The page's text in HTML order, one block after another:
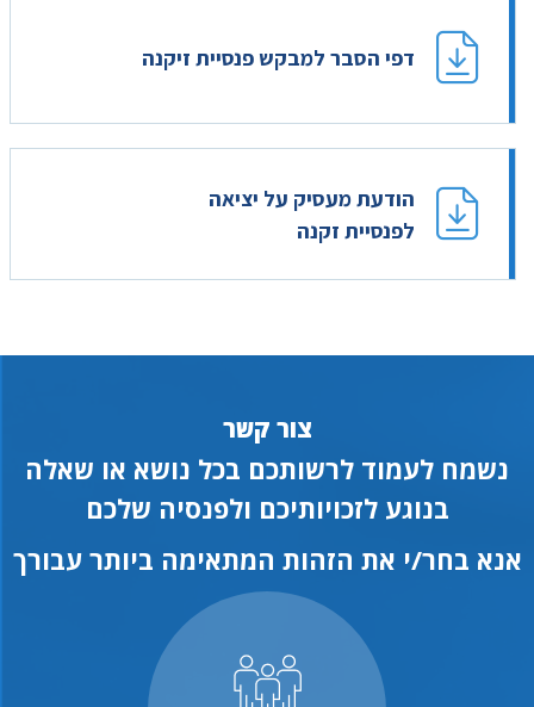
דפי הסבר למבקש פנסיית זיקנה
הודעת מעסיק על יציאה
לפנסיית זקנה
צור קשר
נשמח לעמוד לרשותכם בכל נושא או שאלה
בנוגע לזכויותיכם ולפנסיה שלכם
אנא בחר/י את הזהות המתאימה ביותר עבורך